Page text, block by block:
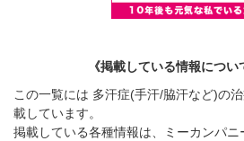
《掲載している情報につい
この一覧には 多汗症(手汗/脇汗など)の
載しています。
掲載している各種情報は、ミーカンパニ